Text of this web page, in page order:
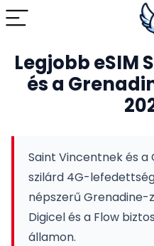
Legjobb eSIM
és a
Saint Vincentnek és
szilárd 4G-
népszerű
Digicel és a Flow
államon.